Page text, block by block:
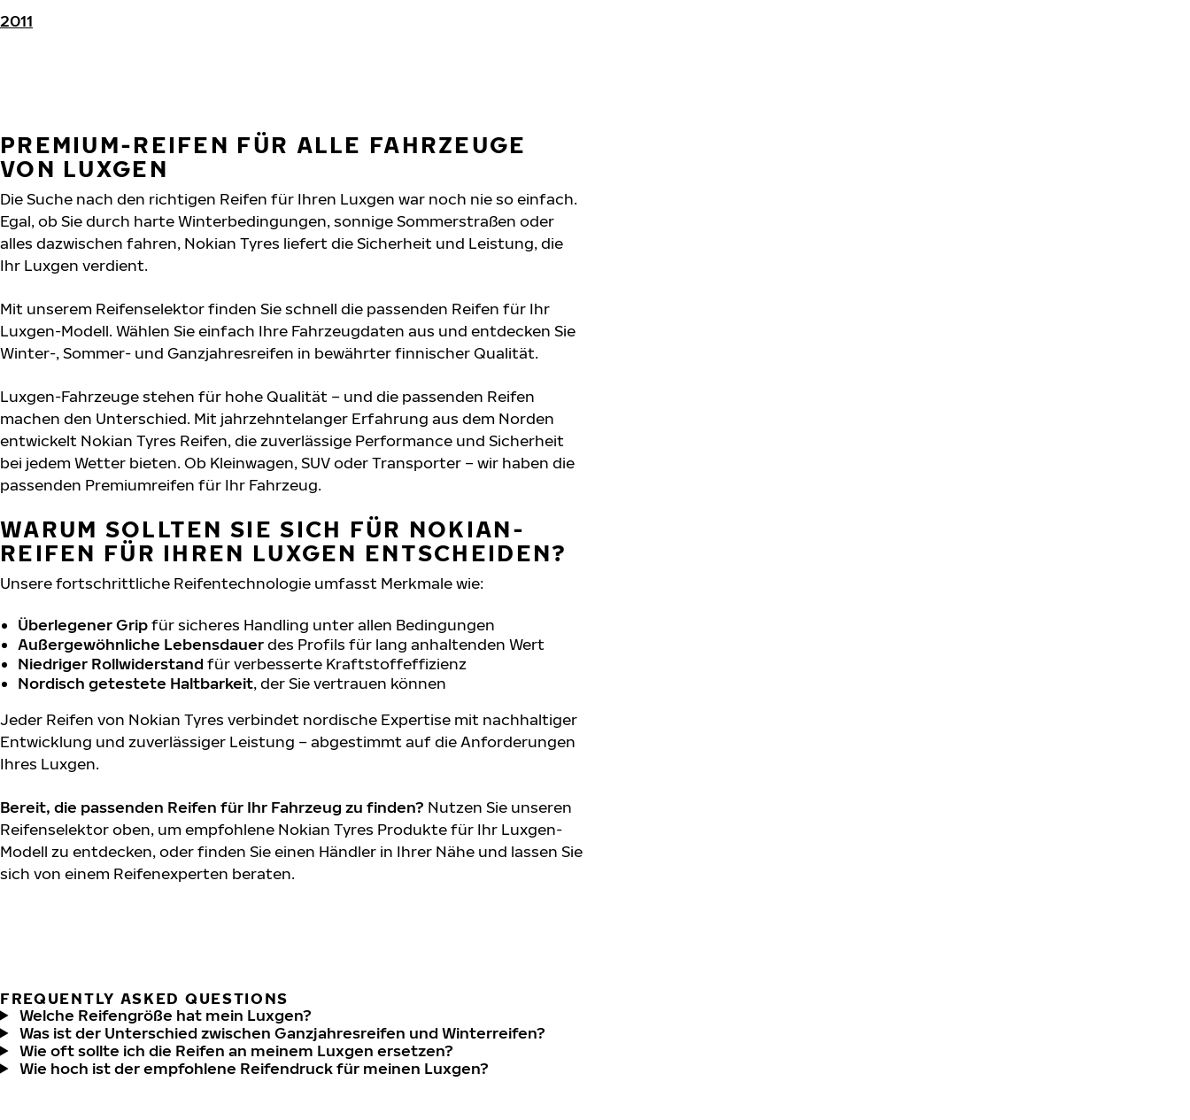
2011
PREMIUM-REIFEN FÜR ALLE FAHRZEUGE
VON LUXGEN
Die Suche nach den richtigen Reifen für Ihren Luxgen war noch nie so einfach.
Egal, ob Sie durch harte Winterbedingungen, sonnige Sommerstraßen oder
alles dazwischen fahren, Nokian Tyres liefert die Sicherheit und Leistung, die
Ihr Luxgen verdient.
Mit unserem Reifenselektor finden Sie schnell die passenden Reifen für Ihr
Luxgen-Modell. Wählen Sie einfach Ihre Fahrzeugdaten aus und entdecken Sie
Winter-, Sommer- und Ganzjahresreifen in bewährter finnischer Qualität.
Luxgen-Fahrzeuge stehen für hohe Qualität – und die passenden Reifen
machen den Unterschied. Mit jahrzehntelanger Erfahrung aus dem Norden
entwickelt Nokian Tyres Reifen, die zuverlässige Performance und Sicherheit
bei jedem Wetter bieten. Ob Kleinwagen, SUV oder Transporter – wir haben die
passenden Premiumreifen für Ihr Fahrzeug.
WARUM SOLLTEN SIE SICH FÜR NOKIAN-
REIFEN FÜR IHREN LUXGEN ENTSCHEIDEN?
Unsere fortschrittliche Reifentechnologie umfasst Merkmale wie:
Überlegener Gripfür sicheres Handling unter allen Bedingungen
Außergewöhnliche Lebensdauerdes Profils für lang anhaltenden Wert
Niedriger Rollwiderstand für verbesserte Kraftstoffeffizienz
Nordisch getestete Haltbarkeit, der Sie vertrauen können
Jeder Reifen von Nokian Tyres verbindet nordische Expertise mit nachhaltiger
Entwicklung und zuverlässiger Leistung – abgestimmt auf die Anforderungen
Ihres Luxgen.
Bereit, die passenden Reifen für Ihr Fahrzeug zu finden? Nutzen Sie unseren
Reifenselektor oben, um empfohlene Nokian Tyres Produkte für Ihr Luxgen-
Modell zu entdecken, oder finden Sie einen Händler in Ihrer Nähe und lassen Sie
sich von einem Reifenexperten beraten.
FREQUENTLY ASKED QUESTIONS
Welche Reifengröße hat mein Luxgen?
Was ist der Unterschied zwischen Ganzjahresreifen und Winterreifen?
Wie oft sollte ich die Reifen an meinem Luxgen ersetzen?
Wie hoch ist der empfohlene Reifendruck für meinen Luxgen?